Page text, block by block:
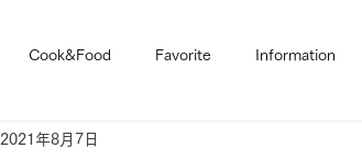
Cook&Food Favorite Information
2021年8月7日